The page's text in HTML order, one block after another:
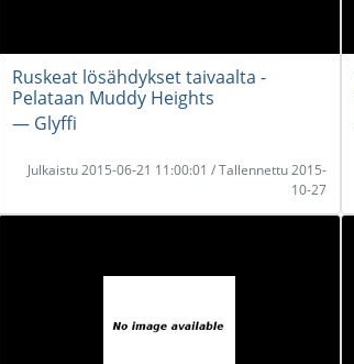
Ruskeat lösähdykset taivaalta -
Pelataan Muddy Heights
― Glyffi
Julkaistu 2015-06-21 11:00:01 / Tallennettu 2015-
10-27